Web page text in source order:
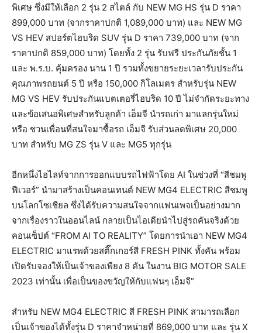
พิเศษ ซึ่งมีให้เลือก 2 รุ่น 2 สไตล์ กับ NEW MG HS รุ่น D ราคา
899,000 บาท (จากราคาปกติ 1,089,000 บาท) และ NEW MG
VS HEV สปอร์ตไฮบริด SUV รุ่น D ราคา 739,000 บาท (จาก
ราคาปกติ 859,000 บาท) โดยทั้ง 2 รุ่น รับฟรี ประกันภัยชั้น 1
และ พ.ร.บ. คุ้มครอง นาน 1 ปี รวมทั้งขยายระยะเวลารับประกัน
คุณภาพรถยนต์ 5 ปี หรือ 150,000 กิโลเมตร สำหรับรุ่น NEW
MG VS HEV รับประกันแบตเตอรี่ไฮบริด 10 ปี ไม่จำกัดระยะทาง
และข้อเสนอพิเศษสำหรับลูกค้า เอ็มจี นำรถเก่า มาแลกรุ่นใหม่
หรือ ชวนเพื่อนที่สนใจมาซื้อรถ เอ็มจี รับส่วนลดพิเศษ 20,000
บาท สำหรับ MG ZS รุ่น V และ MG5 ทุกรุ่น
อีกหนึ่งไฮไลท์จากการออกแบบรถไฟฟ้าโดย AI ในช่วงที่ “สีชมพู
ฟีเวอร์” นำมาสร้างเป็นคอนเทนต์ NEW MG4 ELECTRIC สีชมพู
บนโลกโซเชียล ซึ่งได้รับความสนใจจากแฟนเพจเป็นอย่างมาก
จากเรื่องราวในออนไลน์ กลายเป็นไอเดียนำไปสู่รถคันจริงด้วย
คอนเซ็ปต์ “FROM AI TO REALITY” โดยการนำเอา NEW MG4
ELECTRIC มาแรพด้วยสติ๊กเกอร์สี FRESH PINK ทั้งคัน พร้อม
เปิดรับจองให้เป็นเจ้าของเพียง 8 คัน ในงาน BIG MOTOR SALE
2023 เท่านั้น เพื่อเป็นของขวัญให้กับแฟนๆ เอ็มจี”
สำหรับ NEW MG4 ELECTRIC สี FRESH PINK สามารถเลือก
เป็นเจ้าของได้ทั้งรุ่น D ราคาจำหน่ายที่ 869,000 บาท และ รุ่น X